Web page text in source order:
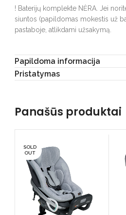
! Baterijų komplekte NĖRA. Jei
siuntos (papildomas mokestis už
pastaboje, atlikdami užsakymą.
Papildoma informacija
Pristatymas
Panašūs produktai
SOLD
OUT